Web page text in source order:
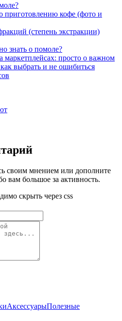
приготовлению кофе (фото и
(степень экстракции)
знать о помоле?
маркетплейсах: просто о важном
выбрать и не ошибиться
своим мнением или дополните
вам большое за активность.
скрыть через css
АксессуарыПолезные